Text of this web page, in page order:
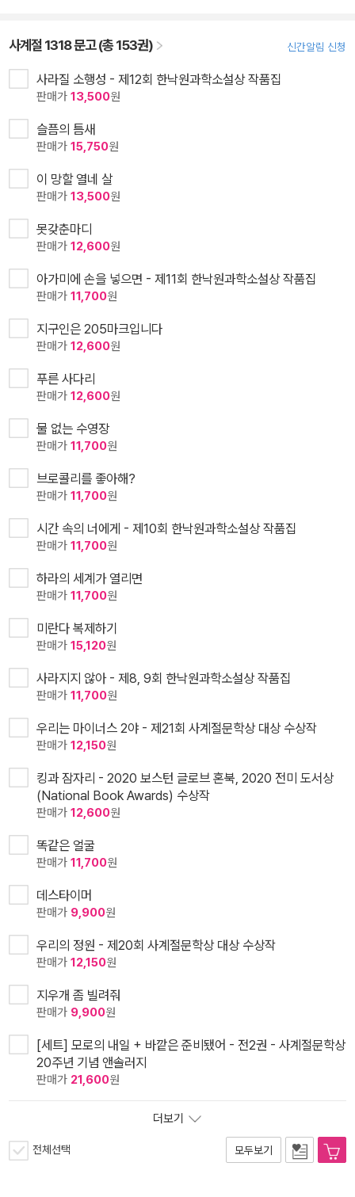
사계절 1318 문고 (총 153권) 신간알림 신청
사라질 소행성 - 제12회 한낙원과학소설상 작품집
판매가 13,500원
슬픔의 틈새
판매가 15,750원
이 망할 열네 살
판매가 13,500원
못갖춘마디
판매가 12,600원
아가미에 손을 넣으면 - 제11회 한낙원과학소설상 작품집
판매가 11,700원
지구인은 205마크입니다
판매가 12,600원
푸른 사다리
판매가 12,600원
물 없는 수영장
판매가 11,700원
브로콜리를 좋아해?
판매가 11,700원
시간 속의 너에게 - 제10회 한낙원과학소설상 작품집
판매가 11,700원
하라의 세계가 열리면
판매가 11,700원
미란다 복제하기
판매가 15,120원
사라지지 않아 - 제8, 9회 한낙원과학소설상 작품집
판매가 11,700원
우리는 마이너스 2야 - 제21회 사계절문학상 대상 수상작
판매가 12,150원
킹과 잠자리 - 2020 보스턴 글로브 혼북, 2020 전미 도서상
(National Book Awards) 수상작
판매가 12,600원
똑같은 얼굴
판매가 11,700원
데스타이머
판매가 9,900원
우리의 정원 - 제20회 사계절문학상 대상 수상작
판매가 12,150원
지우개 좀 빌려줘
판매가 9,900원
[세트] 모로의 내일 + 바깥은 준비됐어 - 전2권 - 사계절문학상
20주년 기념 앤솔러지
판매가 21,600원
더보기
전체선택 모두보기